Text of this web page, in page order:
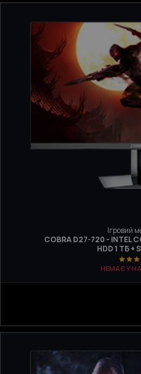
Ігровий
COBRA D27-720 - INTEL
HDD 1 ТБ +
НЕМАЄ У